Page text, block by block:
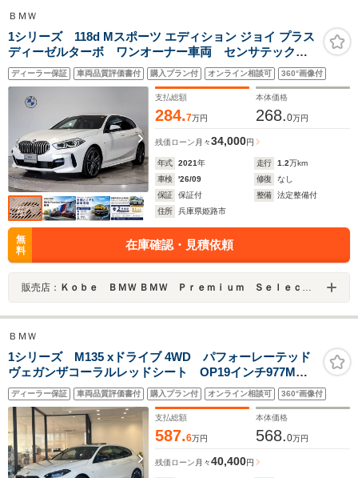
ＢＭＷ
1シリーズ 118d Mスポーツ エディション ジョイ プラス
ディーゼルターボ ワンオーナー車両 センサテックコ
ンビシート 伝度パワーシート(メモリー機能付き) アク
ティブクルーズコントロール ワイヤレスチャージャ
ー アンビエントライト アップルカープレイ 18イン
チアルミホイール
ディーラー保証 車両品質評価書付 購入プラン付 オンライン相談可 360°画像付
支払総額
284.7万円
本体価格
268.0万円
残価ローン 月々34,000円
年式 2021年 走行 1.2万km
車検
'26/09 修復
なし
保証
保証付 整備
法定整備付
住所
兵庫県姫路市
無
料
在庫確認・見積依頼
販売店： Ｋｏｂｅ ＢＭＷ ＢＭＷ Ｐｒｅｍｉｕｍ Ｓｅｌｅｃｔｉｏｎ 姫路
ＢＭＷ
1シリーズ M135 xドライブ 4WD パフォーレーテッド
ヴェガンザコーラルレッドシート OP19インチ977Mア
ルミ パノラマガラスルーフ ハーマンカードンサラウ
ンド ドライビングアシストプロフェッショナル Mステ
ッチシートベルト
ディーラー保証 車両品質評価書付 購入プラン付 オンライン相談可 360°画像付
支払総額
587.6万円
本体価格
568.0万円
残価ローン 月々40,400円